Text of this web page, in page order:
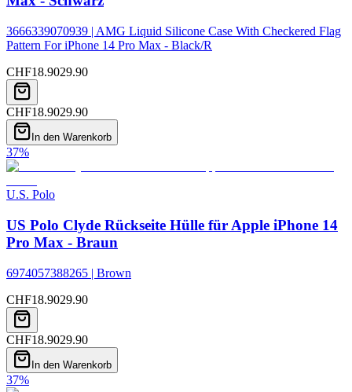
3666339070939 | AMG Liquid Silicone Case With Checkered Flag
Pattern For iPhone 14 Pro Max - Black/R
CHF18.9029.90
CHF18.9029.90
In den Warenkorb
37%
U.S. Polo
US Polo Clyde Rückseite Hülle für Apple iPhone 14
Pro Max - Braun
6974057388265 | Brown
CHF18.9029.90
CHF18.9029.90
In den Warenkorb
37%